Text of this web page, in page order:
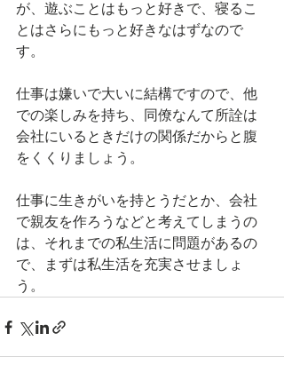
が、遊ぶことはもっと好きで、寝るこ
とはさらにもっと好きなはずなので
す。
仕事は嫌いで大いに結構ですので、他
での楽しみを持ち、同僚なんて所詮は
会社にいるときだけの関係だからと腹
をくくりましょう。
仕事に生きがいを持とうだとか、会社
で親友を作ろうなどと考えてしまうの
は、それまでの私生活に問題があるの
で、まずは私生活を充実させましょ
う。